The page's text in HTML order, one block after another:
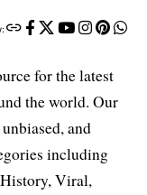
for the latest
the world. Our
and
including
Viral,